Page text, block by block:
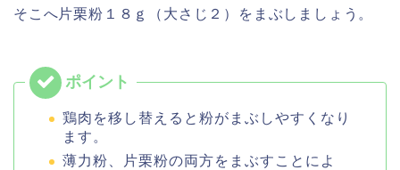
そこへ片栗粉１８ｇ（大さじ２）をまぶしましょう。
鶏肉を移し替えると粉がまぶしやすくなり
ます。
薄力粉、片栗粉の両方をまぶすことによ